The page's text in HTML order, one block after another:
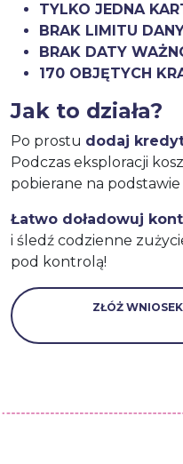
TYLKO JEDNA
BRAK LIMITU
BRAK DATY
170 OBJĘTYCH
Jak to działa?
Po prostu dodaj
Podczas eksploracji
pobierane na
Łatwo doładowuj
i śledź codzienne
pod kontrolą!
ZŁÓŻ